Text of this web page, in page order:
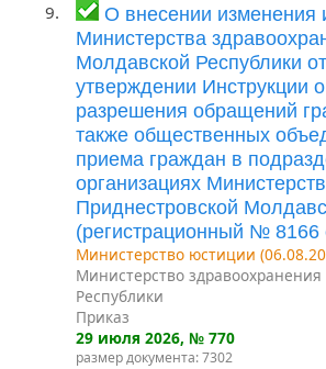
9.
О внесении изменения
Министерства
Молдавской Республики
утверждении Инструкции
разрешения обращений
также общественных
приема граждан в
организациях
Приднестровской
(регистрационный №
Министерство юстиции
Министерство
Республики
Приказ
29 июля 2026, № 770
размер документа: 7302